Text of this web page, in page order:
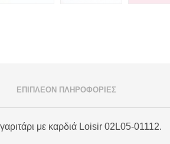
ΕΠΙΠΛΕΟΝ ΠΛΗΡΟΦΟΡΙΕΣ
με καρδιά Loisir 02L05-01112.